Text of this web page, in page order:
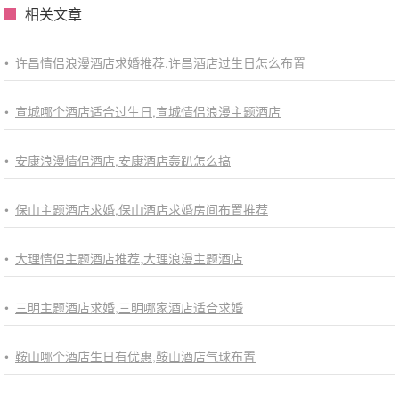
相关文章
• 许昌情侣浪漫酒店求婚推荐,许昌酒店过生日怎么布置
• 宣城哪个酒店适合过生日,宣城情侣浪漫主题酒店
• 安康浪漫情侣酒店,安康酒店轰趴怎么搞
• 保山主题酒店求婚,保山酒店求婚房间布置推荐
• 大理情侣主题酒店推荐,大理浪漫主题酒店
• 三明主题酒店求婚,三明哪家酒店适合求婚
• 鞍山哪个酒店生日有优惠,鞍山酒店气球布置